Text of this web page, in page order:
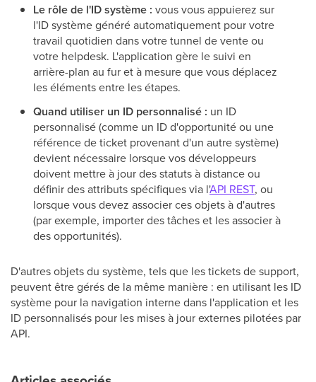
Le rôle de l'ID système : vous vous appuierez sur
l'ID système généré automatiquement pour votre
travail quotidien dans votre tunnel de vente ou
votre helpdesk. L'application gère le suivi en
arrière-plan au fur et à mesure que vous déplacez
les éléments entre les étapes.
Quand utiliser un ID personnalisé : un ID
personnalisé (comme un ID d'opportunité ou une
référence de ticket provenant d'un autre système)
devient nécessaire lorsque vos développeurs
doivent mettre à jour des statuts à distance ou
définir des attributs spécifiques via l'API REST, ou
lorsque vous devez associer ces objets à d'autres
(par exemple, importer des tâches et les associer à
des opportunités).
D'autres objets du système, tels que les tickets de support,
peuvent être gérés de la même manière : en utilisant les ID
système pour la navigation interne dans l'application et les
ID personnalisés pour les mises à jour externes pilotées par
API.